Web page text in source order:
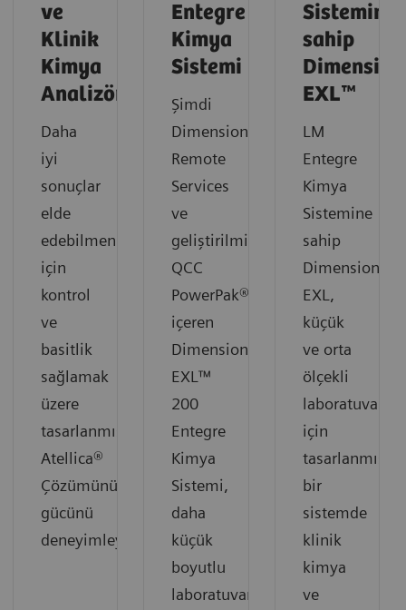
ve
Klinik
Kimya
Analizörleri
Daha
iyi
sonuçlar
elde
edebilmeniz
için
kontrol
ve
basitlik
sağlamak
üzere
tasarlanmış
Atellica®
Çözümünün
gücünü
deneyimleyin.
Entegre
Kimya
Sistemi
Şimdi
Dimension
Remote
Services
ve
geliştirilmiş
QCC
PowerPak®
içeren
Dimension®
EXL™
200
Entegre
Kimya
Sistemi,
daha
küçük
boyutlu
laboratuvarlar
Sistemine
sahip
EXL™
LM
Entegre
Kimya
Sistemine
sahip
Dimension
EXL,
küçük
ve orta
ölçekli
laboratuvarlar
için
tasarlanmış
bir
sistemde
klinik
kimya
ve